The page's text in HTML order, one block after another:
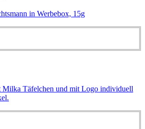
in Werbebox, 15g